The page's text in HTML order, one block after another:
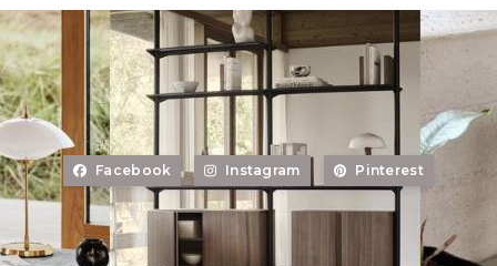
Facebook Instagram Pinterest